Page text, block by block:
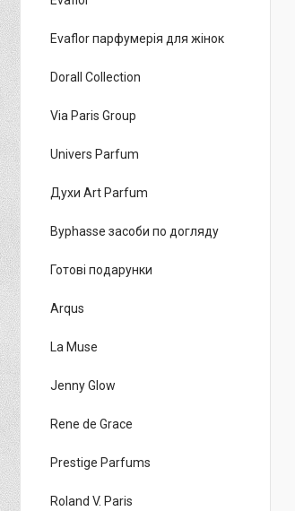
Evaflor парфумерія для жінок
Dorall Collection
Via Paris Group
Univers Parfum
Духи Art Parfum
Byphasse засоби по догляду
Готові подарунки
Arqus
La Muse
Jenny Glow
Rene de Grace
Prestige Parfums
Roland V. Paris